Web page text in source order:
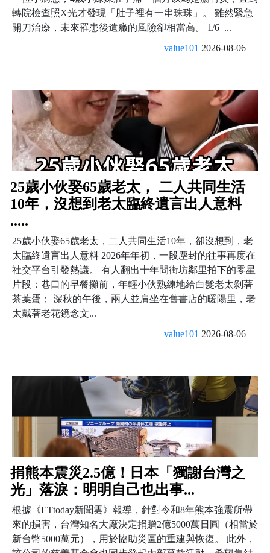
轉院檢查照X光才發現「肚子裡有一串珠珠」。 雖然緊急
開刀治療，未來罹患後遺癥的風險卻相當高。 1/6 ...
value101 2026-08-06
25歲小伙娶65歲老太， 二人共同生活
10年，沒想到老太臨終遺言出人意料
.....
25歲小伙娶65歲老太，二人共同生活10年，卻沒想到，老
太臨終遺言出人意料 2026年年初，一段塵封的往事再度在
社交平台引發熱議。 有人翻出十年間街坊鄰里拍下的零星
片段：巷口的早餐攤前，年輕小伙熟練地給白髮老太剝著
茶葉蛋； 深秋的午後，兩人並肩坐在舊書店的暖陽里，老
太戴著老花鏡念文...
value101 2026-08-06
捐熊本震災2.5億！日本「獨謝台灣之
光」落淚：明明自己也出事...
根據《ETtoday新聞雲》報導，針對令和8年熊本強震所帶
來的損害，台灣知名大廠決定捐贈2億5000萬日圓（相當於
新台幣5000萬元），用於協助災區的重建與恢復。 此外，